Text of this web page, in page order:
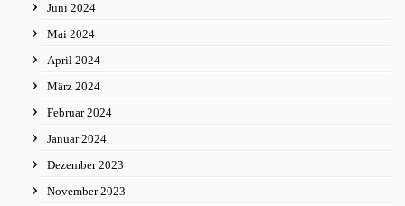
Juni 2024
Mai 2024
April 2024
März 2024
Februar 2024
Januar 2024
Dezember 2023
November 2023